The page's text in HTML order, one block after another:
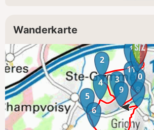
Wanderkarte
1
2
3
4
5
6
8
9
10
11
12